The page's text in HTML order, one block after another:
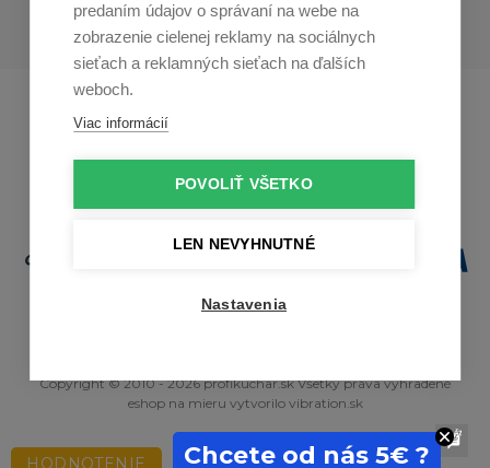
predaním údajov o správaní na webe na
zobrazenie cielenej reklamy na sociálnych
sieťach a reklamných sieťach na ďalších
weboch.
Viac informácií
POVOLIŤ VŠETKO
LEN NEVYHNUTNÉ
Nastavenia
Profikuchař.cz
Copyright © 2010 - 2026 profikuchar.sk Všetky práva vyhradené
eshop na mieru vytvorilo vibration.sk
HODNOTENIE Chcete od nás 5€ ?